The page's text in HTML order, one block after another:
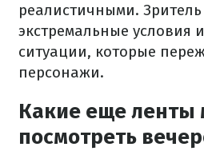
реалистичными.
экстремальные условия
ситуации, которые
персонажи.
Какие еще ленты
посмотреть